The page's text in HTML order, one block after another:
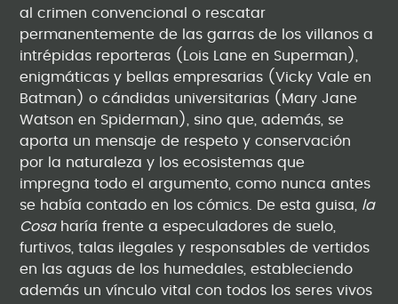
al crimen convencional o rescatar
permanentemente de las garras de los villanos a
intrépidas reporteras (Lois Lane en Superman),
enigmáticas y bellas empresarias (Vicky Vale en
Batman) o cándidas universitarias (Mary Jane
Watson en Spiderman), sino que, además, se
aporta un mensaje de respeto y conservación
por la naturaleza y los ecosistemas que
impregna todo el argumento, como nunca antes
se había contado en los cómics. De esta guisa, la
Cosaharía frente a especuladores de suelo,
furtivos, talas ilegales y responsables de vertidos
en las aguas de los humedales, estableciendo
además un vínculo vital con todos los seres vivos